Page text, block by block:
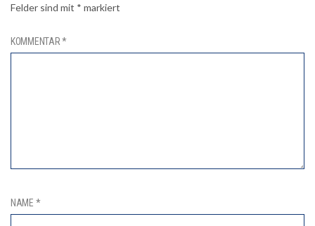
Felder sind mit * markiert
KOMMENTAR*
NAME *